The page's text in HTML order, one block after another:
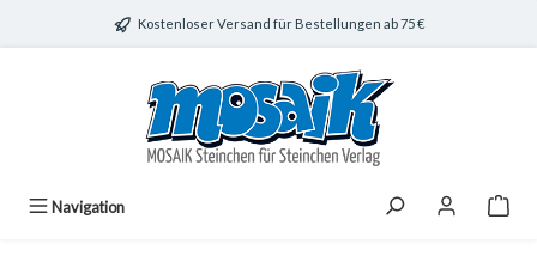
Zum Hauptinhalt springenKostenloser Versand für Bestellungen ab 75 €
Navigation